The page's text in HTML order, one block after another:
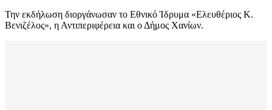
Την εκδήλωση διοργάνωσαν το Εθνικό Ίδρυμα «Ελευθέριος Κ.
Βενιζέλος», η Αντιπεριφέρεια και ο Δήμος Χανίων.